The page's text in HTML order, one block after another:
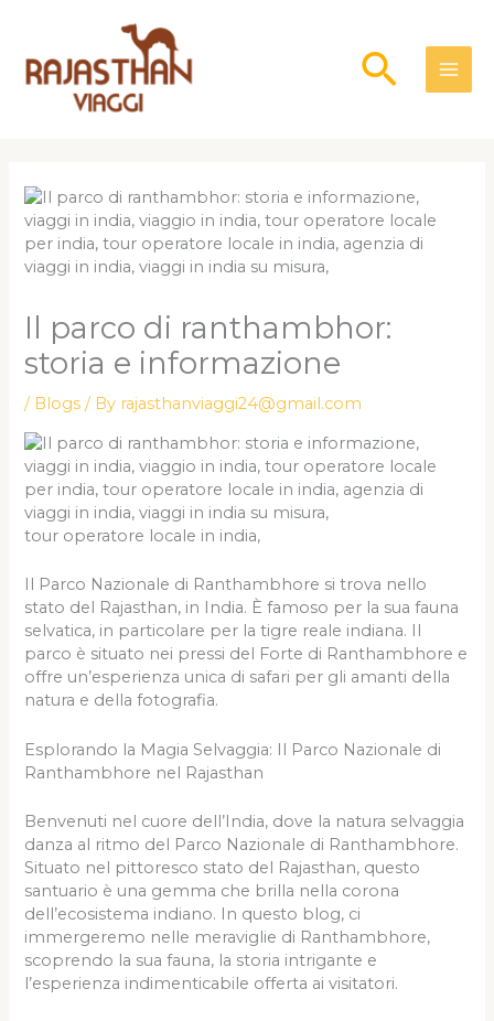
content
Il parco di ranthambhor:
storia e informazione
/ Blogs / By rajasthanviaggi24@gmail.com
tour operatore locale in india,
Il Parco Nazionale di Ranthambhore si trova nello
stato del Rajasthan, in India. È famoso per la sua fauna
selvatica, in particolare per la tigre reale indiana. Il
parco è situato nei pressi del Forte di Ranthambhore e
offre un’esperienza unica di safari per gli amanti della
natura e della fotografia.
Esplorando la Magia Selvaggia: Il Parco Nazionale di
Ranthambhore nel Rajasthan
Benvenuti nel cuore dell’India, dove la natura selvaggia
danza al ritmo del Parco Nazionale di Ranthambhore.
Situato nel pittoresco stato del Rajasthan, questo
santuario è una gemma che brilla nella corona
dell’ecosistema indiano. In questo blog, ci
immergeremo nelle meraviglie di Ranthambhore,
scoprendo la sua fauna, la storia intrigante e
l’esperienza indimenticabile offerta ai visitatori.